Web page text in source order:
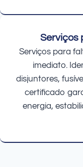
Serviços
Serviços para
imediato.
disjuntores,
certificado
energia,